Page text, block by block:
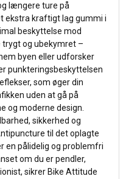
længere ture på
ekstra kraftigt lag gummi i
beskyttelse mod
trygt og ubekymret –
byen eller udforsker
punkteringsbeskyttelsen
som øger din
uden at gå på
og moderne design.
sikkerhed og
til det oplagte
en pålidelig og problemfri
om du er pendler,
sikrer Bike Attitude